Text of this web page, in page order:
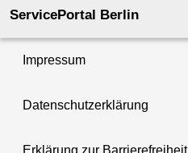
ServicePortal Berlin
Impressum
Datenschutzerklärung